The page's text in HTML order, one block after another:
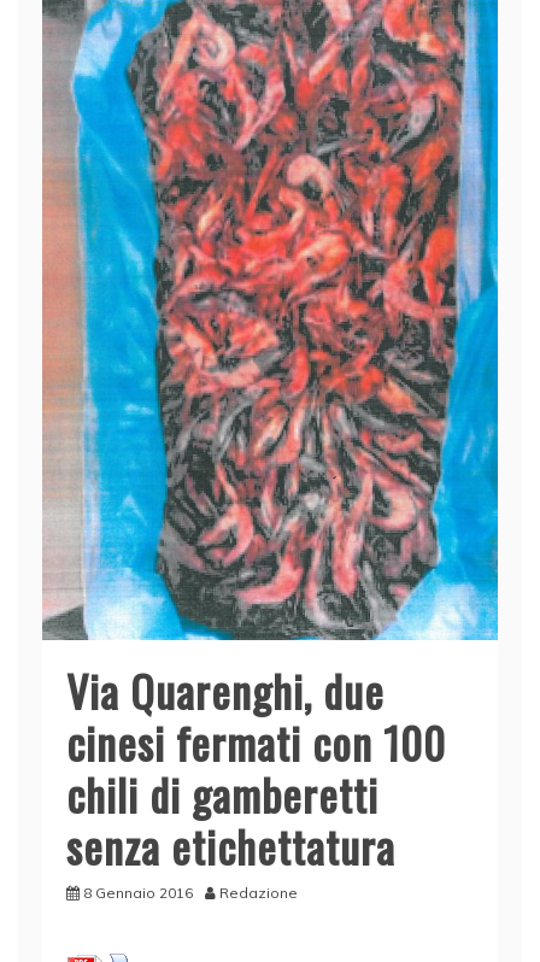
Via Quarenghi, due
cinesi fermati con 100
chili di gamberetti
senza etichettatura
8 Gennaio 2016 Redazione